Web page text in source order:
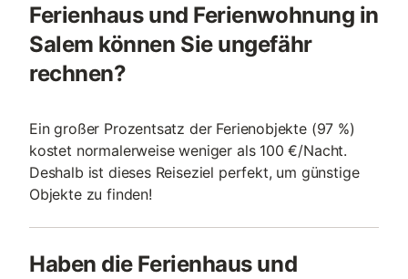
Ferienhaus und Ferienwohnung in
Salem können Sie ungefähr
rechnen?
Ein großer Prozentsatz der Ferienobjekte (97 %)
kostet normalerweise weniger als 100 €/Nacht.
Deshalb ist dieses Reiseziel perfekt, um günstige
Objekte zu finden!
Haben die Ferienhaus und